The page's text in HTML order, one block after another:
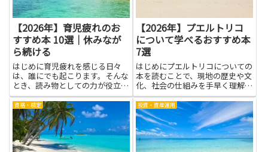
【2026年】育児疲れのお
すすめ本 10選｜休みなが
ら続ける
はじめに育児疲れを感じる日々
は、誰にでも起こります。そんな
とき、読み物としての力が役立つ
ことがあります。本を手にとる
と、同じ経験をしている人の気持
ちに寄り添えるし、気分の切り替
え方や少しの工夫を見つけやすく
なります。疲れを無理に押し返す
ので...
【2026年】プエルトリコ
について学べるおすすめ本
7選
はじめにプエルトリコについての
本を読むことで、現地の歴史や文
化、社会の仕組みを手早く理解で
きます。旅行前の予習として役立
つだけでなく、音楽や料理、言語
といった日常文化の背景を知るこ
とで現地の人との会話が深まりま
す。政治や経済の基礎を学べ
ば、...
資格・検定 投資・資産運用